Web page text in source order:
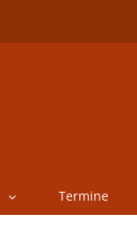
Termine